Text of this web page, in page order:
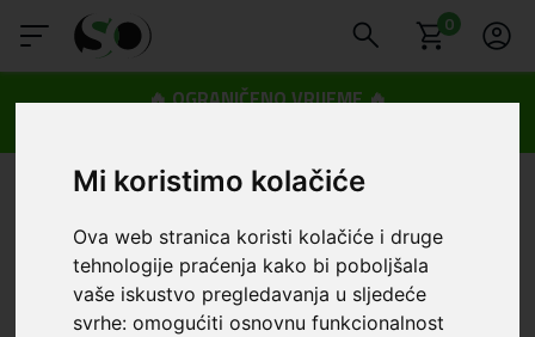
Mi koristimo kolačiće
Ova web stranica koristi kolačiće i druge
tehnologije praćenja kako bi poboljšala
vaše iskustvo pregledavanja u sljedeće
svrhe:omogućiti osnovnu funkcionalnost
0
🔥 OGRANIČENO VRIJEME 🔥